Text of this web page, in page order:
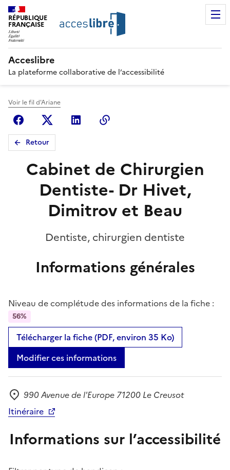
RÉPUBLIQUE
FRANÇAISE
Acceslibre
La plateforme collaborative de l’accessibilité
Voir le fil d'Ariane
FacebookX (anciennement Twitter)
Linkedin
Retour
Cabinet de Chirurgien
Dentiste- Dr Hivet,
Dimitrov et Beau
Dentiste, chirurgien dentiste
Informations générales
Niveau de complétude des informations de la fiche :
56%
Télécharger la fiche (PDF, environ 35 Ko)
Modifier ces informations
Adresse
990 Avenue de l'Europe 71200 Le Creusot
Itinéraire
Informations sur l’accessibilité